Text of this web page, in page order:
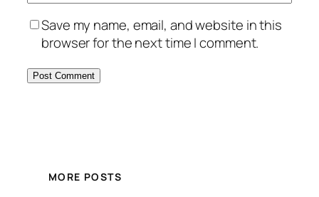
Save my name, email, and website in this
browser for the next time I comment.
MORE POSTS